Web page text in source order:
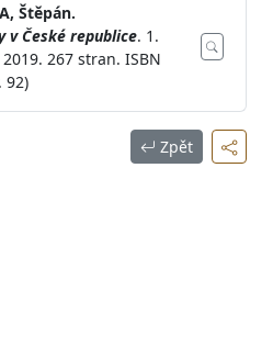
Štěpán.
v České republice. 1.
267 stran. ISBN
92)
Zpět